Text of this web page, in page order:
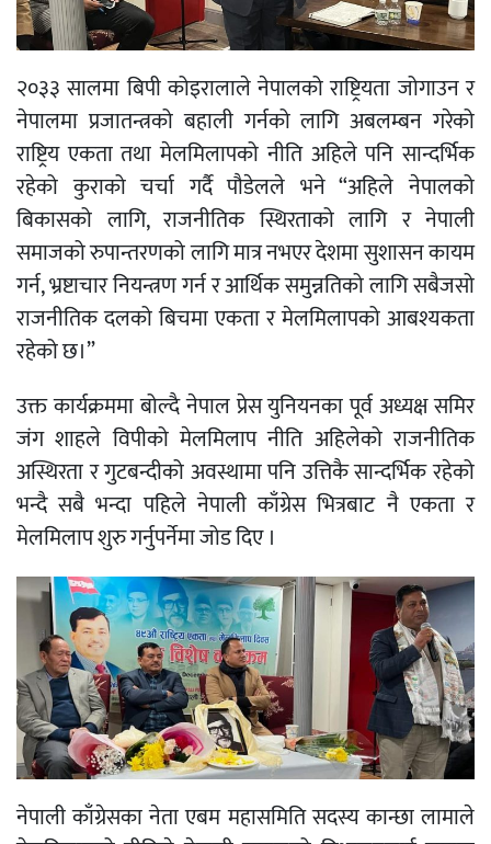
२०३३ सालमा बिपी कोइरालाले नेपालको राष्ट्रियता जोगाउन र
नेपालमा प्रजातन्त्रको बहाली गर्नको लागि अबलम्बन गरेको
राष्ट्रिय एकता तथा मेलमिलापको नीति अहिले पनि सान्दर्भिक
रहेको कुराको चर्चा गर्दै पौडेलले भने “अहिले नेपालको
बिकासको लागि, राजनीतिक स्थिरताको लागि र नेपाली
समाजको रुपान्तरणको लागि मात्र नभएर देशमा सुशासन कायम
गर्न, भ्रष्टाचार नियन्त्रण गर्न र आर्थिक समुन्नतिको लागि सबैजसो
राजनीतिक दलको बिचमा एकता र मेलमिलापको आबश्यकता
रहेको छ।”
उक्त कार्यक्रममा बोल्दै नेपाल प्रेस युनियनका पूर्व अध्यक्ष समिर
जंग शाहले विपीको मेलमिलाप नीति अहिलेको राजनीतिक
अस्थिरता र गुटबन्दीको अवस्थामा पनि उत्तिकै सान्दर्भिक रहेको
भन्दै सबै भन्दा पहिले नेपाली काँग्रेस भित्रबाट नै एकता र
मेलमिलाप शुरु गर्नुपर्नेमा जोड दिए ।
नेपाली काँग्रेसका नेता एबम महासमिति सदस्य कान्छा लामाले